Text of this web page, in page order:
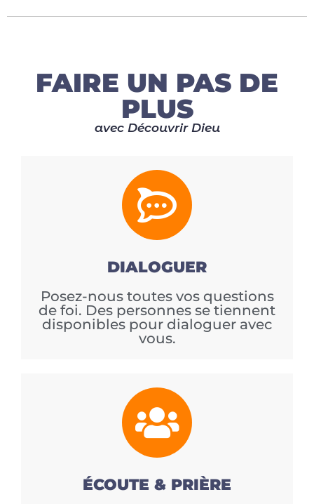
FAIRE UN PAS DE
PLUS
avec Découvrir Dieu
DIALOGUER
Posez-nous toutes vos questions
de foi. Des personnes se tiennent
disponibles pour dialoguer avec
vous.
ÉCOUTE & PRIÈRE